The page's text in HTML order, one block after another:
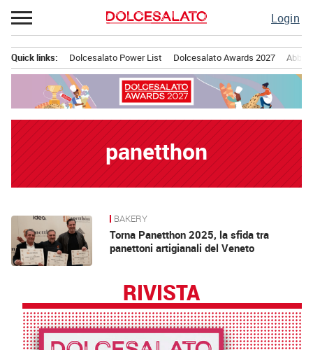
Passa
al
Login
principale
Quick links: Dolcesalato Power List Dolcesalato Awards 2027
panetthon
News BAKERY
Torna Panetthon 2025, la sfida tra
panettoni artigianali del Veneto
RIVISTA